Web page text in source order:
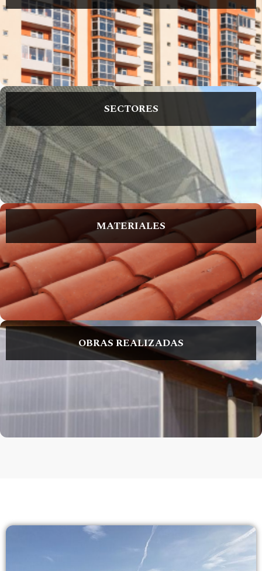
SECTORES
MATERIALES
OBRAS REALIZADAS